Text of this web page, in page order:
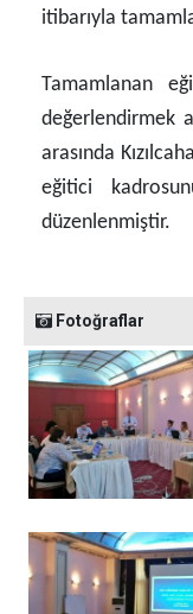
itibarıyla
Tamamlanan
değerlendirmek
arasında
eğitici
düzenlenmiştir.
Fotoğraflar